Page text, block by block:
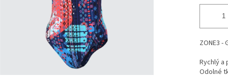
ZONE3 -
Rychlý a
Odolné